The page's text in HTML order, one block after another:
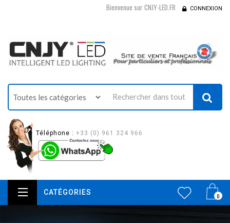
Bienvenue sur CNJY-LED.FR CONNEXION
Téléphone : +33 (0) 961 324 966
0
CATÉGORIES